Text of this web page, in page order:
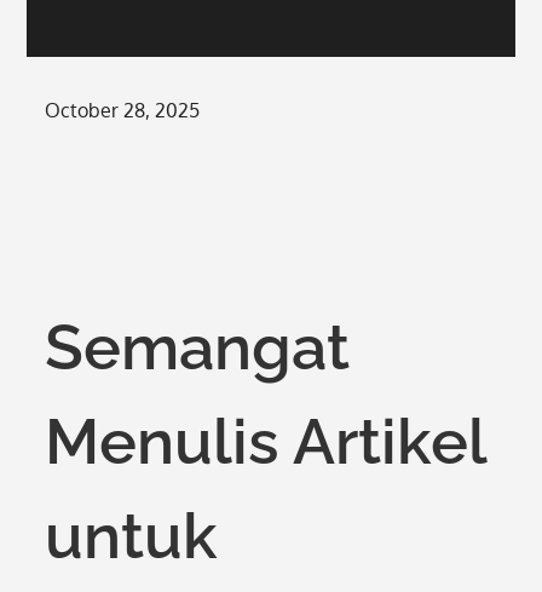
Posted
October 28, 2025
Semangat
Menulis Artikel
untuk